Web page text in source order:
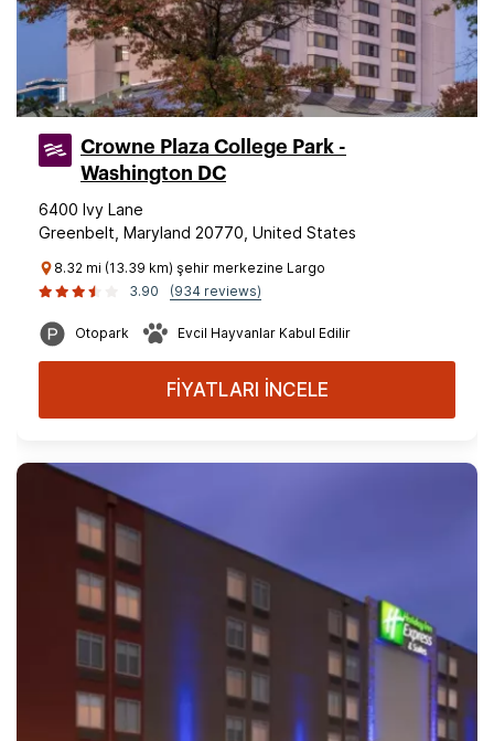
Crowne Plaza College Park -
Washington DC
6400 Ivy Lane
Greenbelt, Maryland 20770, United States
8.32 mi (13.39 km) şehir merkezine Largo
3.90
(934 reviews)
Otopark Evcil Hayvanlar Kabul Edilir
FİYATLARI İNCELE